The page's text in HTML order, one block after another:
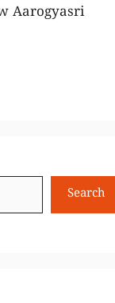
Aarogyasri
Search